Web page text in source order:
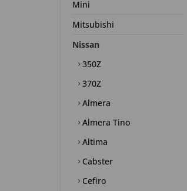
Mini
Mitsubishi
Nissan
350Z
370Z
Almera
Almera Tino
Altima
Cabster
Cefiro